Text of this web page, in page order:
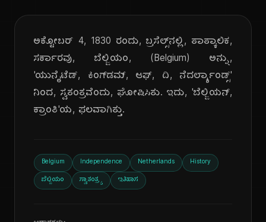
ಅಕ್ಟೋಬರ್ 4, 1830 ರಂದು, ಬ್ರಸೆಲ್ಸ್‌ನಲ್ಲಿ, ತಾತ್ಕಾಲಿಕ,
ಸರ್ಕಾರವು, ಬೆಲ್ಜಿಯಂ, (Belgium) ಅನ್ನು,
'ಯುನೈಟೆಡ್, ಕಿಂಗ್‌ಡಮ್, ಆಫ್, ದಿ, ನೆದರ್ಲ್ಯಾಂಡ್ಸ್'
ನಿಂದ, ಸ್ವತಂತ್ರವೆಂದು, ಘೋಷಿಸಿತು. ಇದು, 'ಬೆಲ್ಜಿಯನ್,
ಕ್ರಾಂತಿ'ಯ, ಫಲವಾಗಿತ್ತು.
Belgium Independence Netherlands History
ಬೆಲ್ಜಿಯಂ ಸ್ವಾತಂತ್ರ್ಯ ಇತಿಹಾಸ